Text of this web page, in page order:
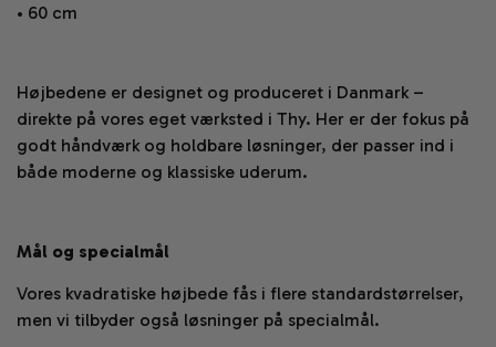
• 60 cm
Højbedene er designet og produceret i Danmark –
direkte på vores eget værksted i Thy. Her er der fokus på
godt håndværk og holdbare løsninger, der passer ind i
både moderne og klassiske uderum.
Mål og specialmål
Vores kvadratiske højbede fås i flere standardstørrelser,
men vi tilbyder også løsninger på specialmål.